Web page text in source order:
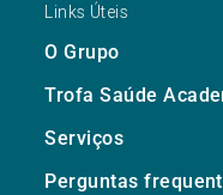
Links Úteis
O Grupo
Trofa Saúde
Serviços
Perguntas